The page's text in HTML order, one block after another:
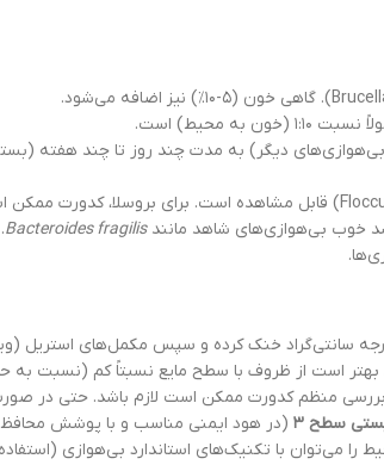
است.
دیگر) به مدت چند روز تا چند هفته
Bacteroides fragilis
.
باید بلافاصله پس از جمع‌آوری انجام شود. برای غنی‌سازی، انکوباسیون طولانی‌مدت (تا ۴ هفته) با
سطح ۳
(در هود ایمنی مناسب و با پوشش محافظ
را می‌توان با تکنیک‌های استاندارد بی‌هوازی